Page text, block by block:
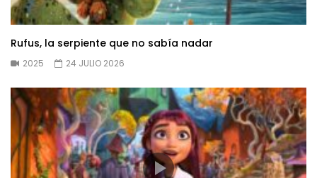
Rufus, la serpiente que no sabía nadar
2025 24 JULIO 2026